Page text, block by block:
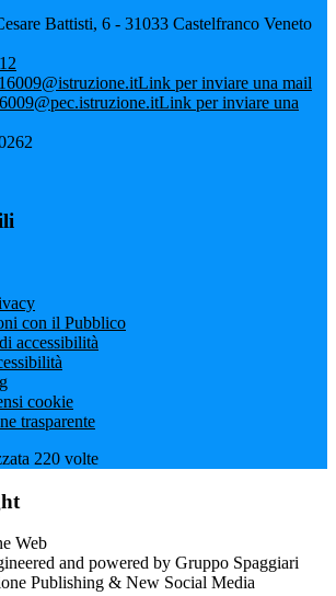
Battisti, 6 - 31033 Castelfranco Veneto
Link per inviare una mail
Link per inviare una
con il Pubblico
accessibilità
cookie
trasparente
220 volte
and powered by Gruppo Spaggiari
Publishing & New Social Media